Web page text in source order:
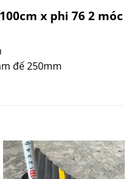
x phi 76 2 móc
đế 250mm